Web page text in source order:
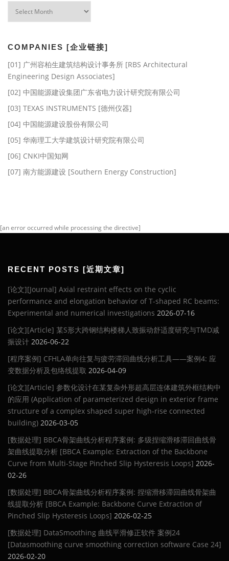
COMPANIES [企业链接]
[01] 广州容柏生建筑结构设计事务所 [RBS Architectural
Engineering Design Associates]
[02] 中国能源建设集团广东省电力设计研究院有限公司
[03] TEXAS INSTRUMENTS [德州仪器]
[04] 中国能源建设股份有限公司
[05] 华南理工大学建筑设计研究院有限公司
[06] CNKI中国知网
[07] 南方能源建设 [Southern Energy Construction]
[an error occurred while processing the directive]
RECENT POSTS [近期文章]
[论文][Journal] Axial restraint effects on the cyclic
performance and elongation behavior of T-shaped RC beams:
Experimental and numerical investigations 2026-07-16
[论文][Article] 某S形大跨钢结构楼梯人致振动舒适度研究与TMD减
振设计 2026-06-22
[程序案例] CFHLA单向往复与疲劳滞回曲线分析工具——案例4: 应
变数据分析及包络线提取 2026-04-09
[论文][Article] 参数化设计在某复杂外形超高层连体建筑外框结构中
的应用 (Application of parameterized design in exterior frame
structure of a complex shaped super high-rise connected
building) 2026-03-05
[数据处理] BBCA骨架曲线分析程序案例: 多级捏缩滑移滞回曲线骨
架曲线提取分析 [BBCA Example: Extraction of the Backbone
Curve from Multi-Stage Pinched Slip Hysteresis Loops] 2026-
02-26
[数据处理] BBCA骨架曲线分析程序案例: 捏缩滑移滞回曲线骨架曲
线提取分析 [BBCA Example: Backbone Curve Extraction of
Pinched Slip Hysteresis Loops] 2026-02-25
[数据处理] DataSmoothing 曲线平滑修正软件 案例24
[Datasmoothing curve smoothing correction software Case 24]
2026-02-20